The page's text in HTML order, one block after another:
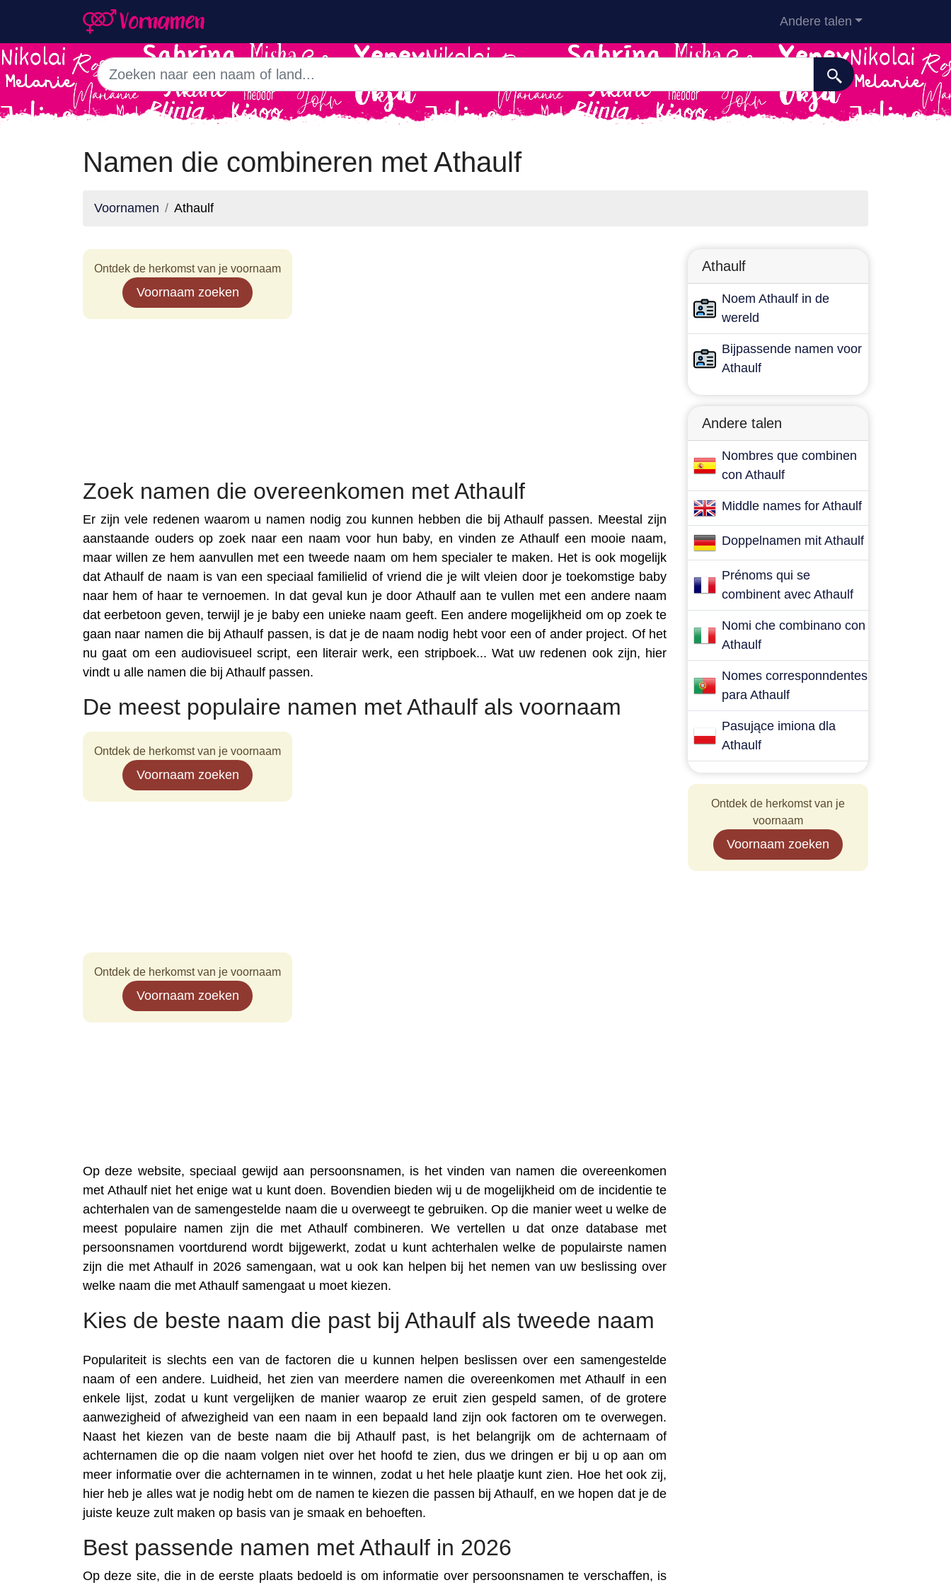
Andere talen
Namen die combineren met Athaulf
Voornamen Athaulf
Ontdek de herkomst van je voornaam
Voornaam zoeken
Zoek namen die overeenkomen met Athaulf
Er zijn vele redenen waarom u namen nodig zou kunnen hebben die bij Athaulf passen. Meestal zijn
aanstaande ouders op zoek naar een naam voor hun baby, en vinden ze Athaulf een mooie naam,
maar willen ze hem aanvullen met een tweede naam om hem specialer te maken. Het is ook mogelijk
dat Athaulf de naam is van een speciaal familielid of vriend die je wilt vleien door je toekomstige baby
naar hem of haar te vernoemen. In dat geval kun je door Athaulf aan te vullen met een andere naam
dat eerbetoon geven, terwijl je je baby een unieke naam geeft. Een andere mogelijkheid om op zoek te
gaan naar namen die bij Athaulf passen, is dat je de naam nodig hebt voor een of ander project. Of het
nu gaat om een audiovisueel script, een literair werk, een stripboek... Wat uw redenen ook zijn, hier
vindt u alle namen die bij Athaulf passen.
De meest populaire namen met Athaulf als voornaam
Ontdek de herkomst van je voornaam
Voornaam zoeken
Ontdek de herkomst van je voornaam
Voornaam zoeken
Op deze website, speciaal gewijd aan persoonsnamen, is het vinden van namen die overeenkomen
met Athaulf niet het enige wat u kunt doen. Bovendien bieden wij u de mogelijkheid om de incidentie te
achterhalen van de samengestelde naam die u overweegt te gebruiken. Op die manier weet u welke de
meest populaire namen zijn die met Athaulf combineren. We vertellen u dat onze database met
persoonsnamen voortdurend wordt bijgewerkt, zodat u kunt achterhalen welke de populairste namen
zijn die met Athaulf in 2026 samengaan, wat u ook kan helpen bij het nemen van uw beslissing over
welke naam die met Athaulf samengaat u moet kiezen.
Kies de beste naam die past bij Athaulf als tweede naam
Populariteit is slechts een van de factoren die u kunnen helpen beslissen over een samengestelde
naam of een andere. Luidheid, het zien van meerdere namen die overeenkomen met Athaulf in een
enkele lijst, zodat u kunt vergelijken de manier waarop ze eruit zien gespeld samen, of de grotere
aanwezigheid of afwezigheid van een naam in een bepaald land zijn ook factoren om te overwegen.
Naast het kiezen van de beste naam die bij Athaulf past, is het belangrijk om de achternaam of
achternamen die op die naam volgen niet over het hoofd te zien, dus we dringen er bij u op aan om
meer informatie over die achternamen in te winnen, zodat u het hele plaatje kunt zien. Hoe het ook zij,
hier heb je alles wat je nodig hebt om de namen te kiezen die passen bij Athaulf, en we hopen dat je de
juiste keuze zult maken op basis van je smaak en behoeften.
Best passende namen met Athaulf in 2026
Op deze site, die in de eerste plaats bedoeld is om informatie over persoonsnamen te verschaffen, is
Athaulf
Noem Athaulf in de
wereld
Bijpassende namen voor
Athaulf
Andere talen
Nombres que combinen
con Athaulf
Middle names for Athaulf
Doppelnamen mit Athaulf
Prénoms qui se
combinent avec Athaulf
Nomi che combinano con
Athaulf
Nomes corresponndentes
para Athaulf
Pasujące imiona dla
Athaulf
Ontdek de herkomst van je
voornaam
Voornaam zoeken